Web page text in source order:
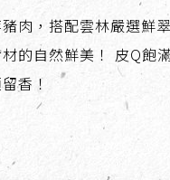
肉，搭配雲林嚴選鮮
的自然鮮美！ 皮Q飽
香！